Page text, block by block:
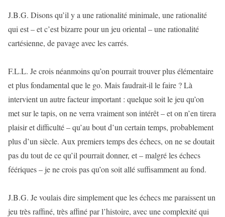
J.B.G. Disons qu’il y a une rationalité minimale, une rationalité
qui est – et c’est bizarre pour un jeu oriental – une rationalité
cartésienne, de pavage avec les carrés.
F.L.L. Je crois néanmoins qu’on pourrait trouver plus élémentaire
et plus fondamental que le go. Mais faudrait-il le faire ? Là
intervient un autre facteur important : quelque soit le jeu qu’on
met sur le tapis, on ne verra vraiment son intérêt – et on n’en tirera
plaisir et difficulté – qu’au bout d’un certain temps, probablement
plus d’un siècle. Aux premiers temps des échecs, on ne se doutait
pas du tout de ce qu’il pourrait donner, et – malgré les échecs
féériques – je ne crois pas qu’on soit allé suffisamment au fond.
J.B.G. Je voulais dire simplement que les échecs me paraissent un
jeu très raffiné, très affiné par l’histoire, avec une complexité qui